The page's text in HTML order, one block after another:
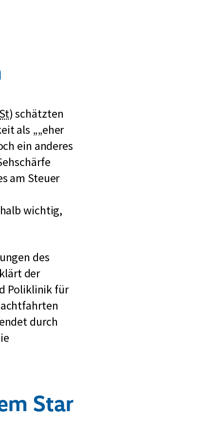
k
u
r
z
f
r
n
d
e
s
a
n
l
) schätzten
als „eher
ein anderes
am Steuer
wichtig,
des
der
Poliklinik für
durch
Star